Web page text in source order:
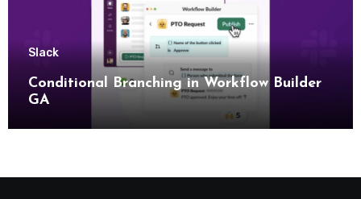
Slack
Conditional Branching in Workflow Builder
GA